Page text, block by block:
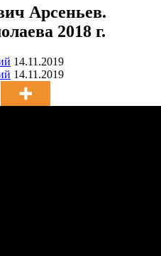
Арсеньев.
2018 г.
14.11.2019
14.11.2019